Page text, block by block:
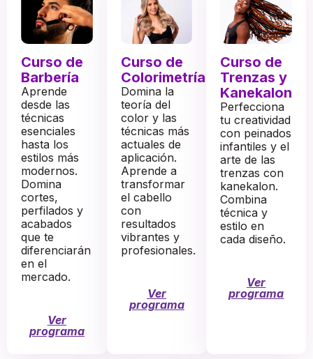
Curso de
Barbería
Aprende
desde las
técnicas
esenciales
hasta los
estilos más
modernos.
Domina
cortes,
perfilados y
acabados
que te
diferenciarán
en el
mercado.
Ver
programa
Curso de
Colorimetría
Domina la
teoría del
color y las
técnicas más
actuales de
aplicación.
Aprende a
transformar
el cabello
con
resultados
vibrantes y
profesionales.
Ver
programa
Curso de
Trenzas y
Kanekalon
Perfecciona
tu creatividad
con peinados
infantiles y el
arte de las
trenzas con
kanekalon.
Combina
técnica y
estilo en
cada diseño.
Ver
programa